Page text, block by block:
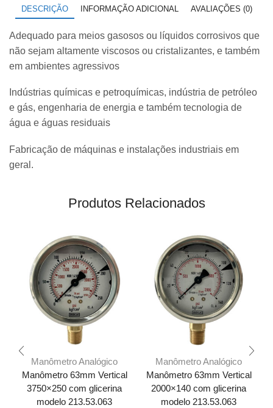
DESCRIÇÃO INFORMAÇÃO ADICIONAL AVALIAÇÕES (0)
Adequado para meios gasosos ou líquidos corrosivos que
não sejam altamente viscosos ou cristalizantes, e também
em ambientes agressivos
Indústrias químicas e petroquímicas, indústria de petróleo
e gás, engenharia de energia e também tecnologia de
água e águas residuais
Fabricação de máquinas e instalações industriais em
geral.
Produtos Relacionados
Manômetro Analógico
Manômetro 63mm Vertical
3750×250 com glicerina
modelo 213.53.063
Manômetro Analógico
Manômetro 63mm Vertical
2000×140 com glicerina
modelo 213.53.063